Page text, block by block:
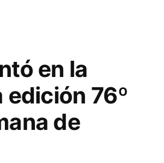
vivir
el
mejor
preparado
en
Córdoba
vivir
en la
edición 76º
de